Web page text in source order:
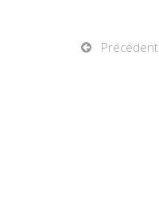
Précédent